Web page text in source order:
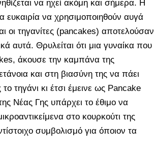
να ηχεί ακόμη και σήμερα. Η
ευκαιρία να χρησιμοποιηθούν αυγά
οι τηγανίτες (pancakes) αποτελούσαν
αυτά. Θρυλείται ότι μια γυναίκα που
άκουσε την καμπάνα της
και στη βιασύνη της να πάει
τηγάνι κι έτσι έμεινε ως Pancake
Νέας Γης υπάρχει το έθιμο να
στο κουρκούτι της
συμβολισμό για όποιον τα